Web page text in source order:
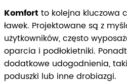
Komfort to kolejna kluczowa
ławek. Projektowane są z
użytkowników, często
oparcia i podłokietniki.
dodatkowe udogodnienia,
poduszki lub inne drobiazgi.